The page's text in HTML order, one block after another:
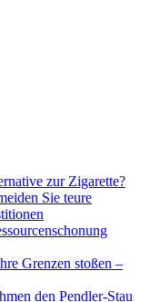
zur Zigarette?
Sie teure
Grenzen stoßen –
den Pendler-Stau